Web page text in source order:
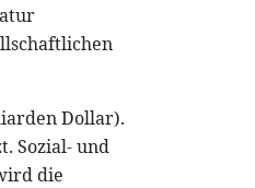
Dollar).
Sozial- und
die